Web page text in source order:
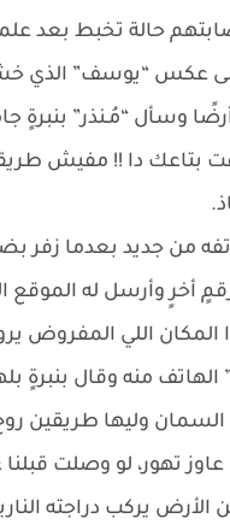
حالة تخبط بعد
عكس “يوسف” الذي
وسأل “مُـنذر” بنبرةٍ
بتاعك دا !! مفيش
من جديد بعدما
أخرٍ وأرسل له الموقع
المكان اللي المفروض
منه وقال بنبرةٍ
السمان وليها طريقين
عاوز تهور، لو وصلت
الأرض يركب دراجته